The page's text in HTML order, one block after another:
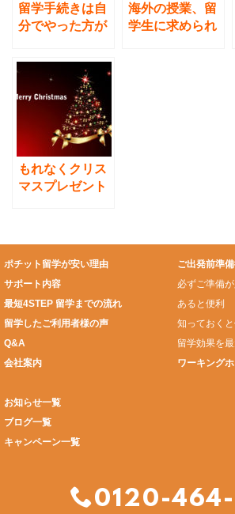
留学手続きは自
分でやった方が
ジェントの率直
な意見
海外の授業、留
学生に求められ
もれなくクリス
マスプレゼント
ーポン券
ポチット留学が安い理由
サポート内容
最短4STEP 留学までの流れ
留学したご利用者様の声
Q&A
会社案内
ご出発前準
必ずご準備
あると便利
知っておく
留学効果を
ワーキング
お知らせ一覧
ブログ一覧
キャンペーン一覧
0120-